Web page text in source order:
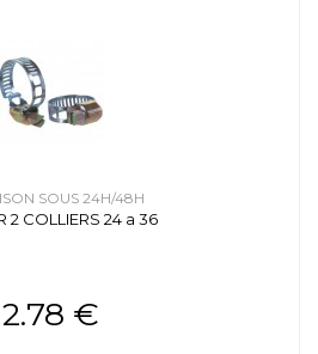
SOUS 24H/48H
2 COLLIERS 24 a 36
2.78 €